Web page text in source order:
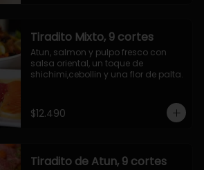
Tiradito Mixto, 9 cortes
Atun, salmon y pulpo fresco con
salsa oriental, un toque de
shichimi,cebollin y una flor de palta.
$12.490
Tiradito de Atun, 9 cortes